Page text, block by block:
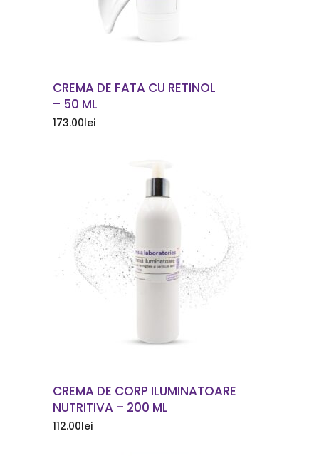
CREMA DE FATA CU RETINOL
– 50 ML
173.00lei
COMANDA ACUM
CREMA DE CORP ILUMINATOARE
NUTRITIVA – 200 ML
112.00lei